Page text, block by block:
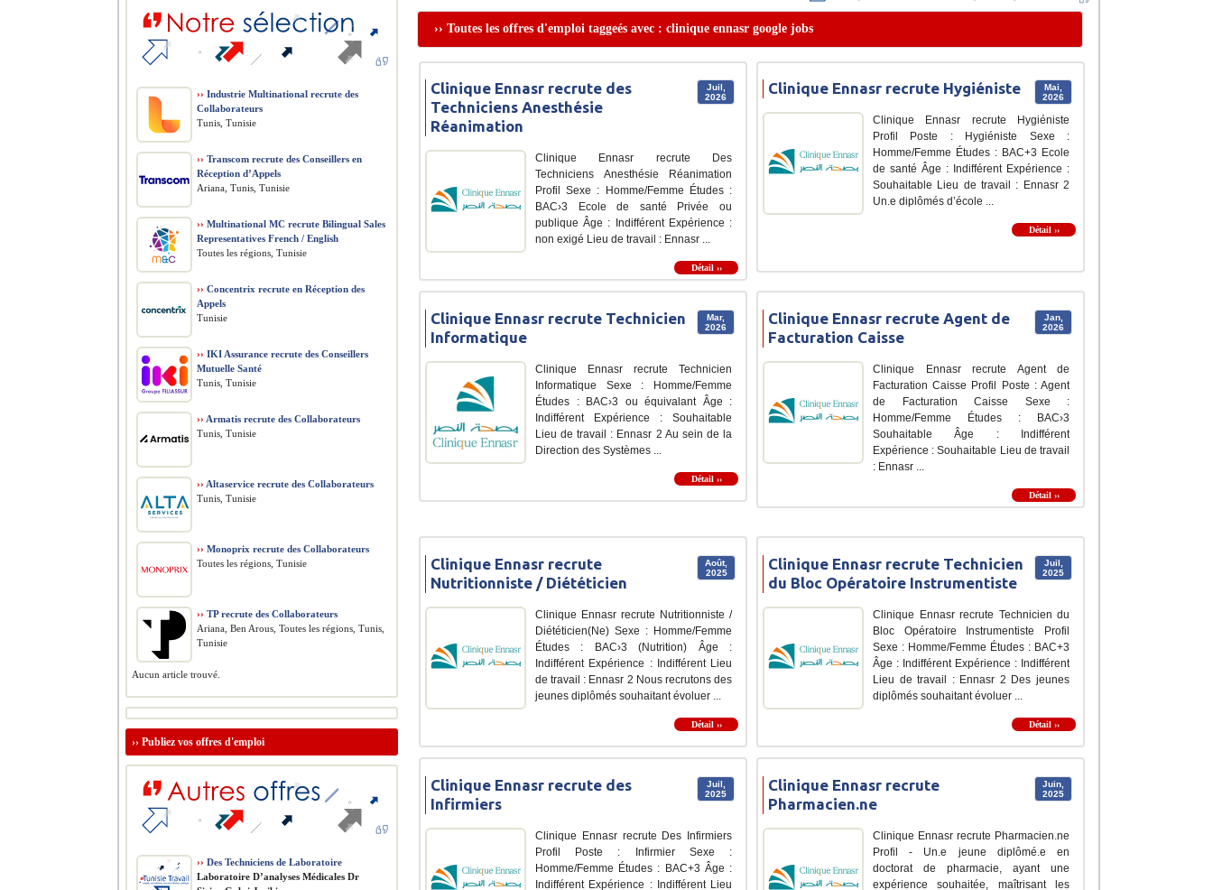
›› Toutes les offres d'emploi taggeés avec : clinique ennasr google jobs
Juil,
2026
Clinique Ennasr recrute des
Techniciens Anesthésie
Réanimation
Clinique Ennasr recrute Des
Techniciens Anesthésie Réanimation
Profil Sexe : Homme/Femme Études :
BAC›3 Ecole de santé Privée ou
publique Âge : Indifférent Expérience :
non exigé Lieu de travail : Ennasr ...
Détail ››
Mai,
2026
Clinique Ennasr recrute Hygiéniste
Clinique Ennasr recrute Hygiéniste
Profil Poste : Hygiéniste Sexe :
Homme/Femme Études : BAC+3 Ecole
de santé Âge : Indifférent Expérience :
Souhaitable Lieu de travail : Ennasr 2
Un.e diplômés d’école ...
Détail ››
Mar,
2026
Clinique Ennasr recrute Technicien
Informatique
Clinique Ennasr recrute Technicien
Informatique Sexe : Homme/Femme
Études : BAC›3 ou équivalant Âge :
Indifférent Expérience : Souhaitable
Lieu de travail : Ennasr 2 Au sein de la
Direction des Systèmes ...
Détail ››
Jan,
2026
Clinique Ennasr recrute Agent de
Facturation Caisse
Clinique Ennasr recrute Agent de
Facturation Caisse Profil Poste : Agent
de Facturation Caisse Sexe :
Homme/Femme Études : BAC›3
Souhaitable Âge : Indifférent
Expérience : Souhaitable Lieu de travail
: Ennasr ...
Détail ››
Août,
2025
Clinique Ennasr recrute
Nutritionniste / Diététicien
Clinique Ennasr recrute Nutritionniste /
Diététicien(Ne) Sexe : Homme/Femme
Études : BAC›3 (Nutrition) Âge :
Indifférent Expérience : Indifférent Lieu
de travail : Ennasr 2 Nous recrutons des
jeunes diplômés souhaitant évoluer ...
Détail ››
Juil,
2025
Clinique Ennasr recrute Technicien
du Bloc Opératoire Instrumentiste
Clinique Ennasr recrute Technicien du
Bloc Opératoire Instrumentiste Profil
Sexe : Homme/Femme Études : BAC+3
Âge : Indifférent Expérience : Indifférent
Lieu de travail : Ennasr 2 Des jeunes
diplômés souhaitant évoluer ...
Détail ››
Juil,
2025
Clinique Ennasr recrute des
Infirmiers
Clinique Ennasr recrute Des Infirmiers
Profil Poste : Infirmier Sexe :
Homme/Femme Études : BAC+3 Âge :
Indifférent Expérience : Indifférent Lieu
Juin,
2025
Clinique Ennasr recrute
Pharmacien.ne
Clinique Ennasr recrute Pharmacien.ne
Profil - Un.e jeune diplômé.e en
doctorat de pharmacie, ayant une
expérience souhaitée, maîtrisant les
›› Industrie Multinational recrute des
Collaborateurs
Tunis, Tunisie
›› Transcom recrute des Conseillers en
Réception d’Appels
Ariana, Tunis, Tunisie
›› Multinational MC recrute Bilingual Sales
Representatives French / English
Toutes les régions, Tunisie
›› Concentrix recrute en Réception des
Appels
Tunisie
›› IKI Assurance recrute des Conseillers
Mutuelle Santé
Tunis, Tunisie
›› Armatis recrute des Collaborateurs
Tunis, Tunisie
›› Altaservice recrute des Collaborateurs
Tunis, Tunisie
›› Monoprix recrute des Collaborateurs
Toutes les régions, Tunisie
›› TP recrute des Collaborateurs
Ariana, Ben Arous, Toutes les régions, Tunis,
Tunisie
Aucun article trouvé.
›› Publiez vos offres d'emploi
›› Des Techniciens de Laboratoire
Laboratoire D’analyses Médicales Dr